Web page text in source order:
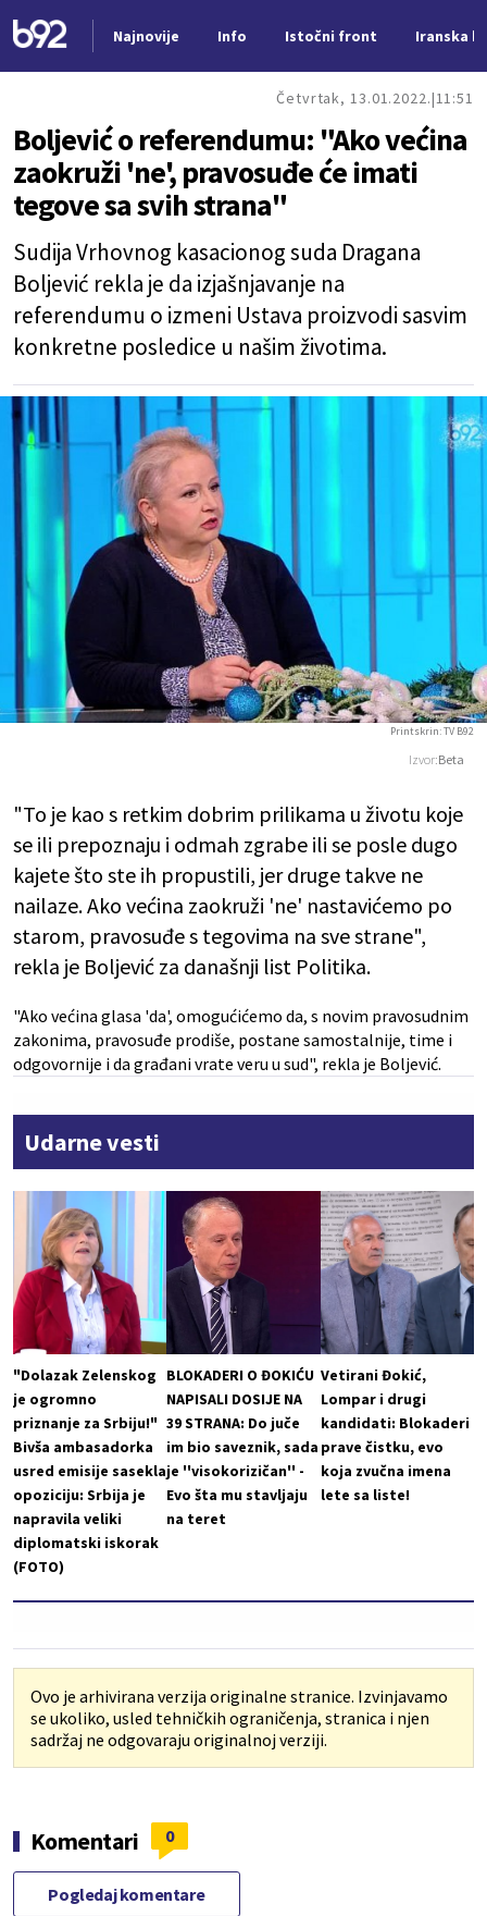
Najnovije Info Istočni front Iranska
Četvrtak, 13.01.2022. 11:51
Boljević o referendumu: "Ako većina
zaokruži 'ne', pravosuđe će imati
tegove sa svih strana"
Sudija Vrhovnog kasacionog suda Dragana
Boljević rekla je da izjašnjavanje na
referendumu o izmeni Ustava proizvodi sasvim
konkretne posledice u našim životima.
Izvor:Beta
Printskrin: TV B92
"To je kao s retkim dobrim prilikama u životu koje
se ili prepoznaju i odmah zgrabe ili se posle dugo
kajete što ste ih propustili, jer druge takve ne
nailaze. Ako većina zaokruži 'ne' nastavićemo po
starom, pravosuđe s tegovima na sve strane",
rekla je Boljević za današnji list Politika.
"Ako većina glasa 'da', omogućićemo da, s novim pravosudnim
zakonima, pravosuđe prodiše, postane samostalnije, time i
odgovornije i da građani vrate veru u sud", rekla je Boljević.
Udarne vesti
"Dolazak Zelenskog
je ogromno
priznanje za Srbiju!"
Bivša ambasadorka
usred emisije sasekla
opoziciju: Srbija je
napravila veliki
diplomatski iskorak
(FOTO)
BLOKADERI O ĐOKIĆU
NAPISALI DOSIJE NA
39 STRANA: Do juče
im bio saveznik, sada
je ''visokorizičan'' -
Evo šta mu stavljaju
na teret
Vetirani Đokić,
Lompar i drugi
kandidati: Blokaderi
prave čistku, evo
koja zvučna imena
lete sa liste!
Ovo je arhivirana verzija originalne stranice. Izvinjavamo
se ukoliko, usled tehničkih ograničenja, stranica i njen
sadržaj ne odgovaraju originalnoj verziji.
Komentari 0
Pogledaj komentare